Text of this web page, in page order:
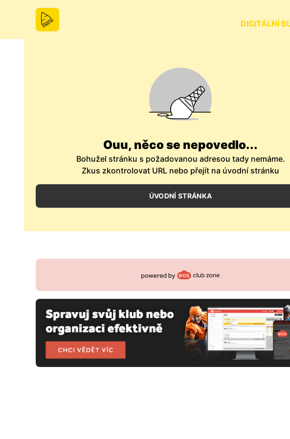
DIGITÁLNÍ
Ouu, něco se nepovedlo...
Bohužel stránku s požadovanou adresou tady nemáme.
Zkus zkontrolovat URL nebo přejít na úvodní stránku
ÚVODNÍ STRÁNKA